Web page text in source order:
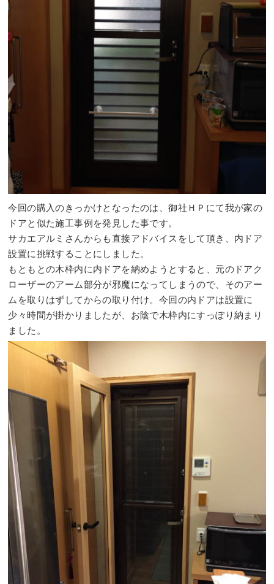
今回の購入のきっかけとなったのは、御社ＨＰにて我が家の
ドアと似た施工事例を発見した事です。
サカエアルミさんからも直接アドバイスをして頂き、内ドア
設置に挑戦することにしました。
もともとの木枠内に内ドアを納めようとすると、元のドアク
ローザーのアーム部分が邪魔になってしまうので、そのアー
ムを取りはずしてからの取り付け。今回の内ドアは設置に
少々時間が掛かりましたが、お陰で木枠内にすっぽり納まり
ました。